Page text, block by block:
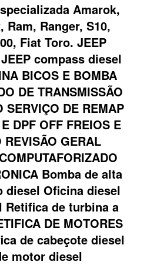
Amarok,
Ranger, S10,
Fiat Toro. JEEP
compass diesel
BICOS E BOMBA
DE TRANSMISSÃO
SERVIÇO DE REMAP
DPF OFF FREIOS E
REVISÃO GERAL
Bomba de alta
diesel Oficina diesel
Retifica de turbina a
DE MOTORES
de cabeçote diesel
motor diesel